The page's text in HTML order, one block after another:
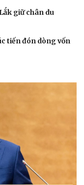
giữ chân du
tiến đón dòng vốn